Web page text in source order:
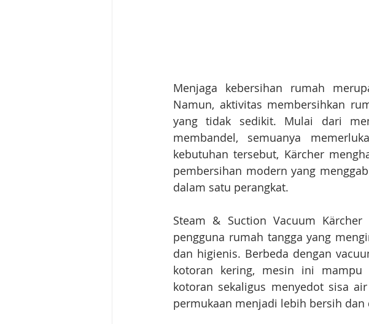
Menjaga kebersihan rumah
Namun, aktivitas membersihkan
yang tidak sedikit. Mulai dari
membandel, semuanya
kebutuhan tersebut, Kärcher
pembersihan modern yang
dalam satu perangkat.
Steam & Suction Vacuum
pengguna rumah tangga yang
dan higienis. Berbeda dengan
kotoran kering, mesin ini mampu
kotoran sekaligus menyedot sisa
permukaan menjadi lebih bersih